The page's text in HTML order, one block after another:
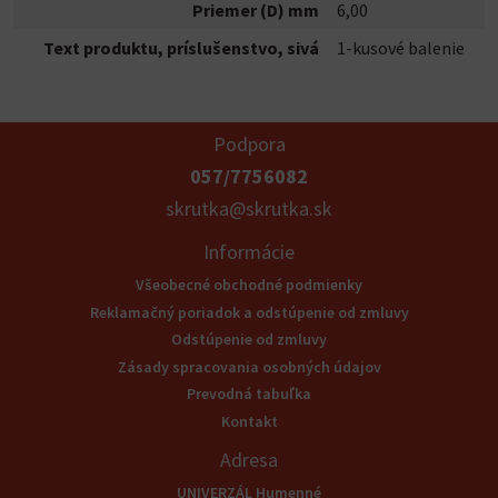
Priemer (D) mm
6,00
Text produktu, príslušenstvo, sivá
1-kusové balenie
Podpora
057/7756082
skrutka@skrutka.sk
Informácie
Všeobecné obchodné podmienky
Reklamačný poriadok a odstúpenie od zmluvy
Odstúpenie od zmluvy
Zásady spracovania osobných údajov
Prevodná tabuľka
Kontakt
Adresa
UNIVERZÁL Humenné